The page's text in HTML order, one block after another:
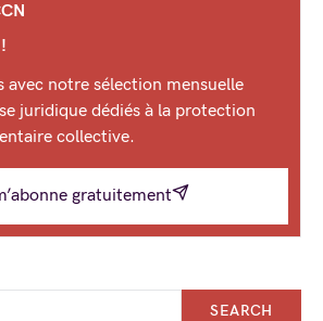
avec notre sélection mensuelle
juridique dédiés à la protection
collective.
gratuitement
SEARCH